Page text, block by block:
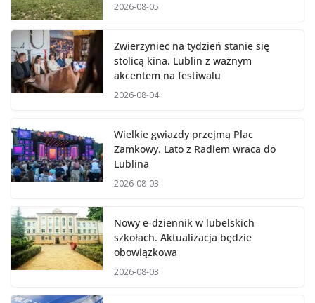
2026-08-05
Zwierzyniec na tydzień stanie się
stolicą kina. Lublin z ważnym
akcentem na festiwalu
2026-08-04
Wielkie gwiazdy przejmą Plac
Zamkowy. Lato z Radiem wraca do
Lublina
2026-08-03
Nowy e-dziennik w lubelskich
szkołach. Aktualizacja będzie
obowiązkowa
2026-08-03